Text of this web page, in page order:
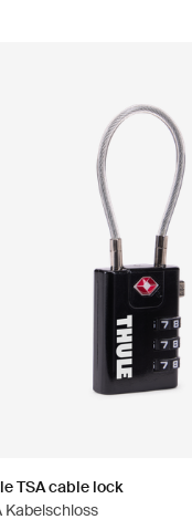
TSA cable lock
Kabelschloss